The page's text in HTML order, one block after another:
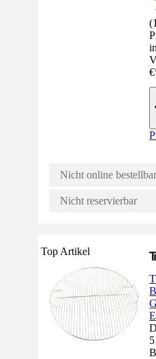
(
€
Nicht online bestellbar
Nicht reservierbar
Top Artikel